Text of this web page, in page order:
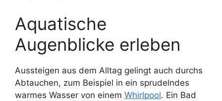
Aquatische
Augenblicke erleben
Aussteigen aus dem Alltag gelingt auch durchs
Abtauchen, zum Beispiel in ein sprudelndes
warmes Wasser von einem Whirlpool. Ein Bad